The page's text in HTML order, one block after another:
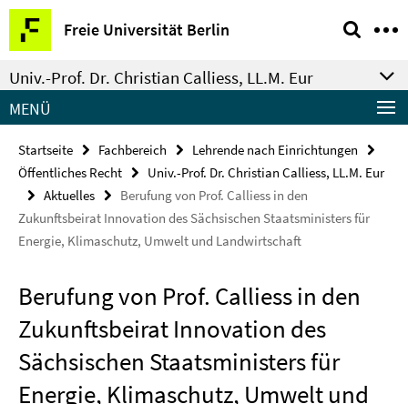
Springe
direkt
zu
Inhalt
Freie Universität Berlin
Service-
Navigation
Univ.-Prof. Dr. Christian Calliess, LL.M. Eur
MENÜ
Startseite Fachbereich
Lehrende nach Einrichtungen
Öffentliches Recht
Univ.-Prof. Dr. Christian Calliess, LL.M. Eur
Aktuelles
Berufung von Prof. Calliess in den
Zukunftsbeirat Innovation des Sächsischen Staatsministers für
Energie, Klimaschutz, Umwelt und Landwirtschaft
Berufung von Prof. Calliess in den
Zukunftsbeirat Innovation des
Sächsischen Staatsministers für
Energie, Klimaschutz, Umwelt und